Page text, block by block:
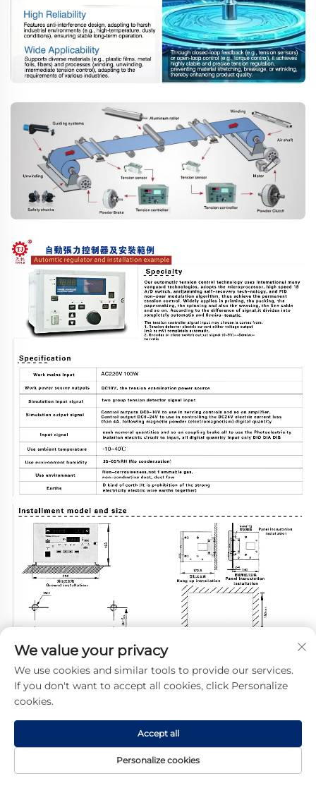
Domovská
Produkt O nás KONTAKT
We value your privacy
We use cookies and similar tools to provide our services.
If you don't want to accept all cookies, click Personalize
cookies.
Personalize cookies
Accept all